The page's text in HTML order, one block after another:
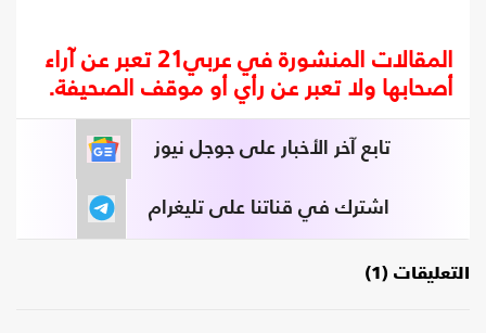
المقالات المنشورة في عربي21 تعبر عن آراء
أصحابها ولا تعبر عن رأي أو موقف الصحيفة.
تابع آخر الأخبار على جوجل نيوز
اشترك في قناتنا على تليغرام
التعليقات (1)